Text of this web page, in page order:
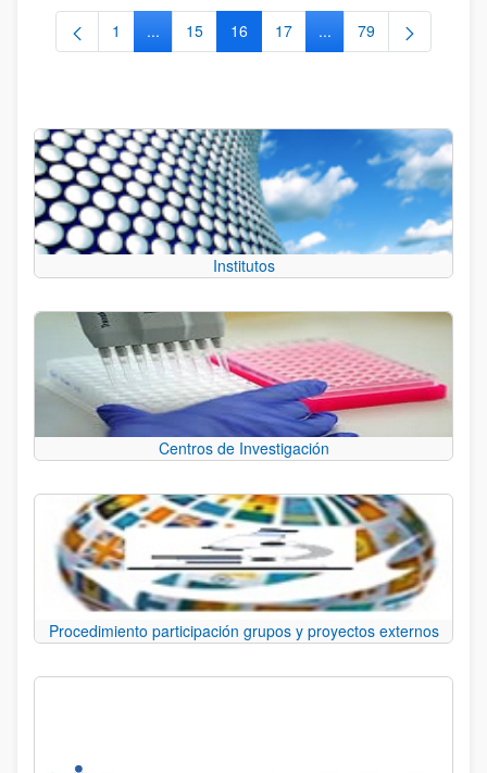
Página
1 ...Páginas intermedias Use TAB para desplazarse.
Página
15 Página
16 Página
17 ...Páginas intermedias
Página
79
Institutos
Centros de Investigación
Procedimiento participación grupos y proyectos externos